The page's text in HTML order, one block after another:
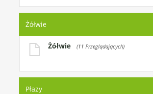
Żółwie
Żółwie (11 Przeglądających)
Płazy